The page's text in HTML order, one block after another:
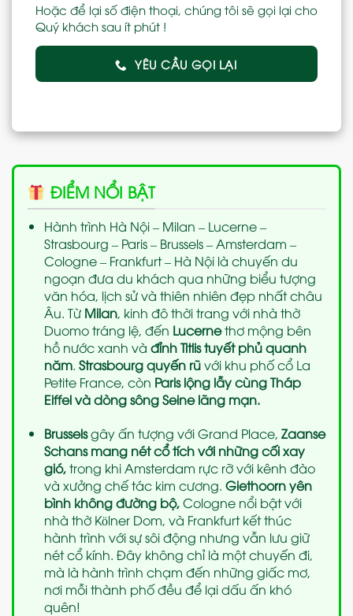
Hoặc để lại số điện thoại, chúng tôi sẽ gọi lại cho
Quý khách sau ít phút !
YÊU CẦU GỌI LẠI
ĐIỂM NỔI BẬT
Hành trình Hà Nội – Milan – Lucerne –
Strasbourg – Paris – Brussels – Amsterdam –
Cologne – Frankfurt – Hà Nội là chuyến du
ngoạn đưa du khách qua những biểu tượng
văn hóa, lịch sử và thiên nhiên đẹp nhất châu
Âu. Từ Milan, kinh đô thời trang với nhà thờ
Duomo tráng lệ, đến Lucernethơ mộng bên
hồ nước xanh và đỉnh Titlis tuyết phủ quanh
năm. Strasbourg quyến rũvới khu phố cổ La
Petite France, còn Paris lộng lẫy cùng Tháp
Eiffel và dòng sông Seine lãng mạn.
Brusselsgây ấn tượng với Grand Place, Zaanse
Schans mang nét cổ tích với những cối xay
gió,trong khi Amsterdam rực rỡ với kênh đào
và xưởng chế tác kim cương. Giethoorn yên
bình không đường bộ,Cologne nổi bật với
nhà thờ Kölner Dom, và Frankfurt kết thúc
hành trình với sự sôi động nhưng vẫn lưu giữ
nét cổ kính. Đây không chỉ là một chuyến đi,
mà là hành trình chạm đến những giấc mơ,
nơi mỗi thành phố đều để lại dấu ấn khó
quên!